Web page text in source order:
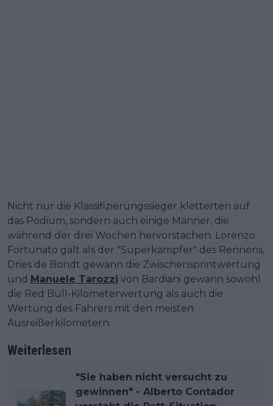
Nicht nur die Klassifizierungssieger kletterten auf
das Podium, sondern auch einige Männer, die
während der drei Wochen hervorstachen. Lorenzo
Fortunato galt als der "Superkämpfer" des Rennens,
Dries de Bondt gewann die Zwischensprintwertung
und Manuele Tarozzi von Bardiani gewann sowohl
die Red Bull-Kilometerwertung als auch die
Wertung des Fahrers mit den meisten
Ausreißerkilometern.
Weiterlesen
"Sie haben nicht versucht zu
gewinnen" - Alberto Contador